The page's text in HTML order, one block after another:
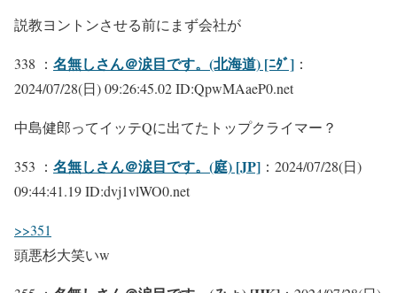
説教ヨントンさせる前にまず会社が
338 ： 名無しさん＠涙目です。(北海道) [ﾆﾀﾞ] ：
2024/07/28(日) 09:26:45.02 ID:QpwMAaeP0.net
中島健郎ってイッテQに出てたトップクライマー？
353 ： 名無しさん＠涙目です。(庭) [JP] ：2024/07/28(日)
09:44:41.19 ID:dvj1vlWO0.net
>>351
頭悪杉大笑いw